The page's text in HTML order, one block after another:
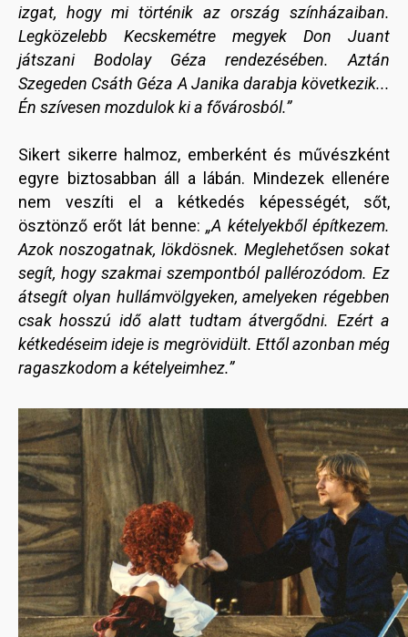
izgat, hogy mi történik az ország színházaiban.
Legközelebb Kecskemétre megyek Don Juant
játszani Bodolay Géza rendezésében. Aztán
Szegeden Csáth Géza A Janika darabja következik...
Én szívesen mozdulok ki a fővárosból.”
Sikert sikerre halmoz, emberként és művészként
egyre biztosabban áll a lábán. Mindezek ellenére
nem veszíti el a kétkedés képességét, sőt,
ösztönző erőt lát benne:„A kételyekből építkezem.
Azok noszogatnak, lökdösnek. Meglehetősen sokat
segít, hogy szakmai szempontból pallérozódom. Ez
átsegít olyan hullámvölgyeken, amelyeken régebben
csak hosszú idő alatt tudtam átvergődni. Ezért a
kétkedéseim ideje is megrövidült. Ettől azonban még
ragaszkodom a kételyeimhez.”